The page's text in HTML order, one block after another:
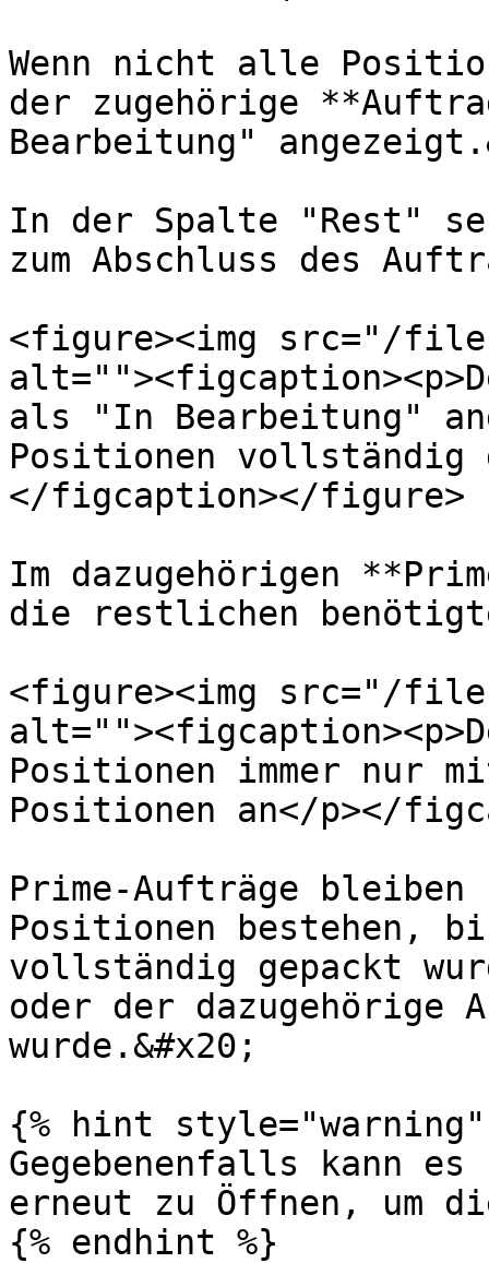
Wenn nicht alle
der zugehörige
Bearbeitung"
In der Spalte "Rest"
zum Abschluss des
<figure><img src="/files/
als "In Bearbeitung"
Positionen vollständig
</figcaption></figure>
Im dazugehörigen
die restlichen
<figure><img src="/
Positionen immer nur
Positionen an</p></
Prime-Aufträge
Positionen bestehen,
vollständig gepackt
oder der dazugehörige
wurde.&#x20;
{% hint style="warning"
Gegebenenfalls kann
erneut zu Öffnen, um
{% endhint %}